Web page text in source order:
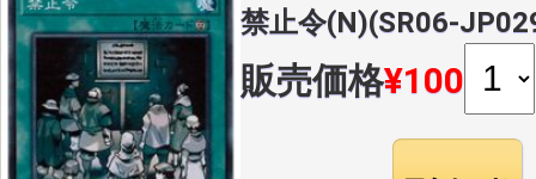
禁止令(N)(SR06-
販売価格¥100